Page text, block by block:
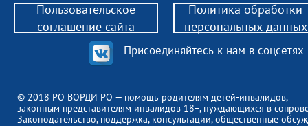
© 2018 РО ВОРДИ РО — помощь родителям детей-инвалидов,
законным представителям инвалидов 18+, нуждающихся в
Законодательство, поддержка, консультации, общественные
Присоединяйтесь к нам в соцсетях
Пользовательское
соглашение сайта
Политика обработки
персональных данных